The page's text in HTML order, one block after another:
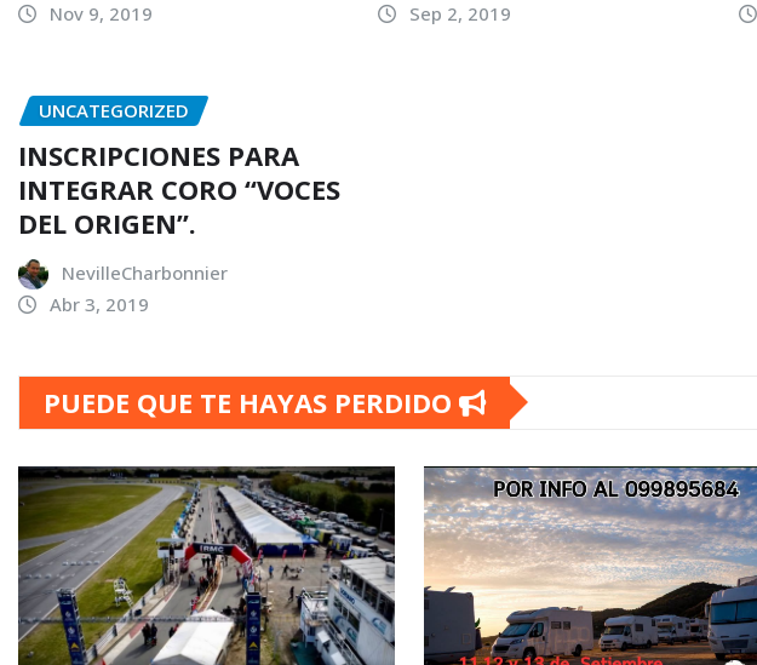
Nov 9, 2019
Sep 2, 2019
UNCATEGORIZED
INSCRIPCIONES PARA
INTEGRAR CORO “VOCES
DEL ORIGEN”.
NevilleCharbonnier
Abr 3, 2019
PUEDE QUE TE HAYAS PERDIDO